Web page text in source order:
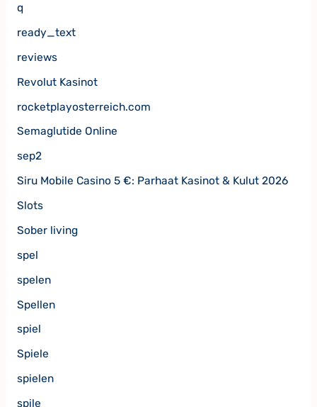
q
ready_text
reviews
Revolut Kasinot
rocketplayosterreich.com
Semaglutide Online
sep2
Siru Mobile Casino 5 €: Parhaat Kasinot & Kulut 2026
Slots
Sober living
spel
spelen
Spellen
spiel
Spiele
spielen
spile